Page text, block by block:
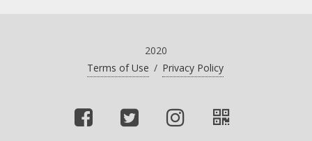
2020
Terms of Use / Privacy Policy